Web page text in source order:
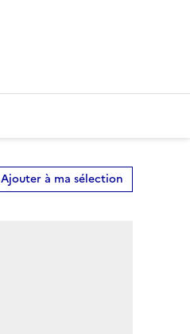
Ajouter à ma sélection